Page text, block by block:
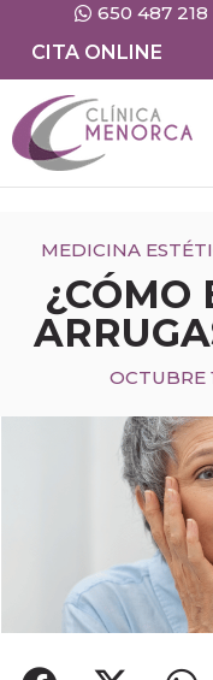
650 487 218
CITA ONLINE
MEDICINA
¿CÓMO
OCTUBRE